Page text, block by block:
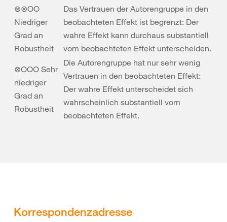
⊗⊗OO
Niedriger
Grad an
Robustheit
Das Vertrauen der Autorengruppe in den
beobachteten Effekt ist begrenzt: Der
wahre Effekt kann durchaus substantiell
vom beobachteten Effekt unterscheiden.
⊗OOO Sehr
niedriger
Grad an
Robustheit
Die Autorengruppe hat nur sehr wenig
Vertrauen in den beobachteten Effekt:
Der wahre Effekt unterscheidet sich
wahrscheinlich substantiell vom
beobachteten Effekt.
Korrespondenzadresse